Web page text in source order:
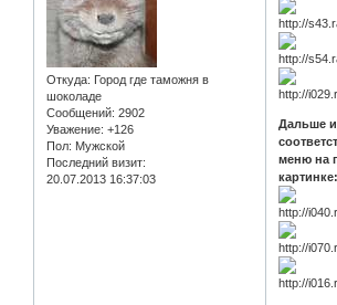
Откуда: Город где таможня в
шоколаде
Сообщений: 2902
Уважение: +126
Пол: Мужской
Последний визит:
20.07.2013 16:37:03
Дальше
меню на
картинке: